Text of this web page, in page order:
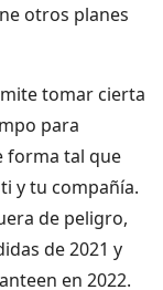
otros planes
tomar cierta
para
forma tal que
y tu compañía.
de peligro,
de 2021 y
en 2022.